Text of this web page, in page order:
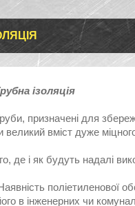
ізоляція
призначені для
великий вміст дуже
де і як будуть надалі
поліетиленової
в інженерних чи